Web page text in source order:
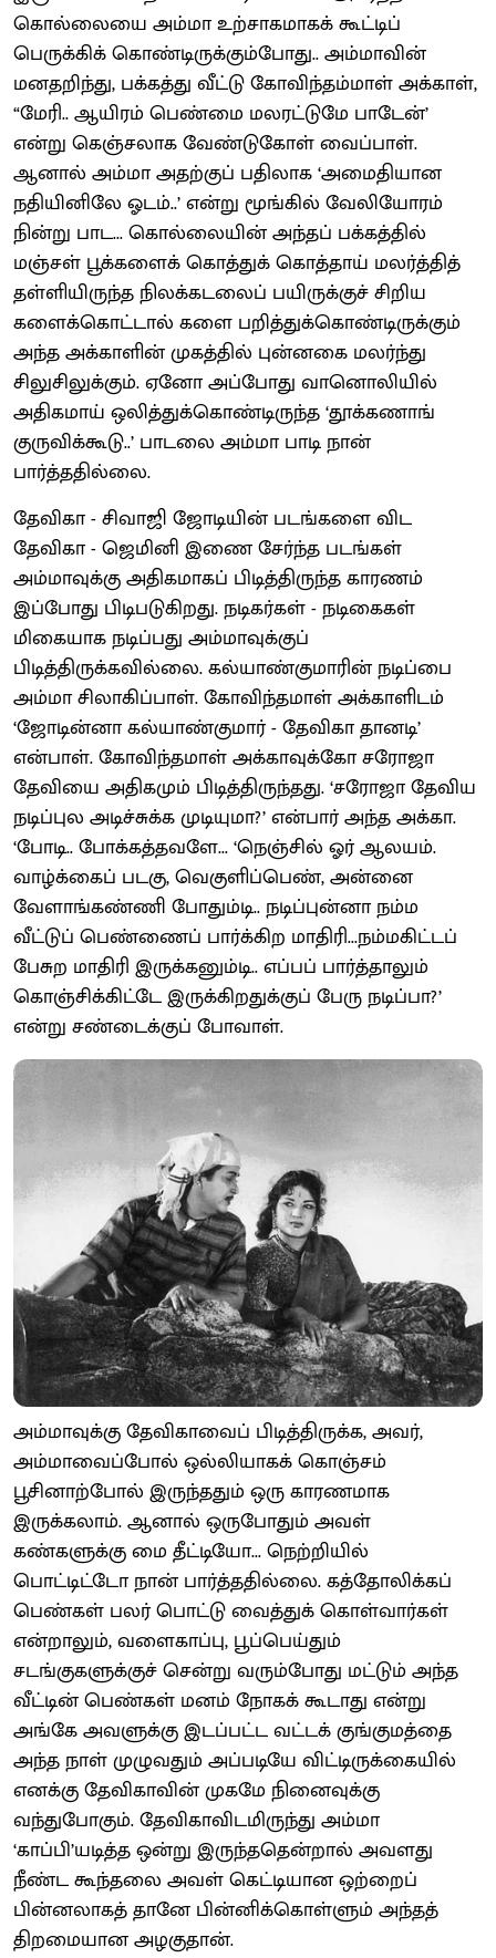
கொல்லையை அம்மா உற்சாகமாகக் கூட்டிப்
பெருக்கிக் கொண்டிருக்கும்போது.. அம்மாவின்
மனதறிந்து, பக்கத்து வீட்டு கோவிந்தம்மாள் அக்காள்,
“மேரி.. ஆயிரம் பெண்மை மலரட்டுமே பாடேன்’
என்று கெஞ்சலாக வேண்டுகோள் வைப்பாள்.
ஆனால் அம்மா அதற்குப் பதிலாக ‘அமைதியான
நதியினிலே ஓடம்..’ என்று மூங்கில் வேலியோரம்
நின்று பாட... கொல்லையின் அந்தப் பக்கத்தில்
மஞ்சள் பூக்களைக் கொத்துக் கொத்தாய் மலர்த்தித்
தள்ளியிருந்த நிலக்கடலைப் பயிருக்குச் சிறிய
களைக்கொட்டால் களை பறித்துக்கொண்டிருக்கும்
அந்த அக்காளின் முகத்தில் புன்னகை மலர்ந்து
சிலுசிலுக்கும். ஏனோ அப்போது வானொலியில்
அதிகமாய் ஒலித்துக்கொண்டிருந்த ‘தூக்கணாங்
குருவிக்கூடு..’ பாடலை அம்மா பாடி நான்
பார்த்ததில்லை.
தேவிகா - சிவாஜி ஜோடியின் படங்களை விட
தேவிகா - ஜெமினி இணை சேர்ந்த படங்கள்
அம்மாவுக்கு அதிகமாகப் பிடித்திருந்த காரணம்
இப்போது பிடிபடுகிறது. நடிகர்கள் - நடிகைகள்
மிகையாக நடிப்பது அம்மாவுக்குப்
பிடித்திருக்கவில்லை. கல்யாண்குமாரின் நடிப்பை
அம்மா சிலாகிப்பாள். கோவிந்தமாள் அக்காளிடம்
‘ஜோடின்னா கல்யாண்குமார் - தேவிகா தானடி’
என்பாள். கோவிந்தமாள் அக்காவுக்கோ சரோஜா
தேவியை அதிகமும் பிடித்திருந்தது. ‘சரோஜா தேவிய
நடிப்புல அடிச்சுக்க முடியுமா?’ என்பார் அந்த அக்கா.
‘போடி.. போக்கத்தவளே... ‘நெஞ்சில் ஓர் ஆலயம்.
வாழ்க்கைப் படகு, வெகுளிப்பெண், அன்னை
வேளாங்கண்ணி போதும்டி.. நடிப்புன்னா நம்ம
வீட்டுப் பெண்ணைப் பார்க்கிற மாதிரி...நம்மகிட்டப்
பேசுற மாதிரி இருக்கனும்டி.. எப்பப் பார்த்தாலும்
கொஞ்சிக்கிட்டே இருக்கிறதுக்குப் பேரு நடிப்பா?’
என்று சண்டைக்குப் போவாள்.
அம்மாவுக்கு தேவிகாவைப் பிடித்திருக்க, அவர்,
அம்மாவைப்போல் ஒல்லியாகக் கொஞ்சம்
பூசினாற்போல் இருந்ததும் ஒரு காரணமாக
இருக்கலாம். ஆனால் ஒருபோதும் அவள்
கண்களுக்கு மை தீட்டியோ... நெற்றியில்
பொட்டிட்டோ நான் பார்த்ததில்லை. கத்தோலிக்கப்
பெண்கள் பலர் பொட்டு வைத்துக் கொள்வார்கள்
என்றாலும், வளைகாப்பு, பூப்பெய்தும்
சடங்குகளுக்குச் சென்று வரும்போது மட்டும் அந்த
வீட்டின் பெண்கள் மனம் நோகக் கூடாது என்று
அங்கே அவளுக்கு இடப்பட்ட வட்டக் குங்குமத்தை
அந்த நாள் முழுவதும் அப்படியே விட்டிருக்கையில்
எனக்கு தேவிகாவின் முகமே நினைவுக்கு
வந்துபோகும். தேவிகாவிடமிருந்து அம்மா
‘காப்பி’யடித்த ஒன்று இருந்ததென்றால் அவளது
நீண்ட கூந்தலை அவள் கெட்டியான ஒற்றைப்
பின்னலாகத் தானே பின்னிக்கொள்ளும் அந்தத்
திறமையான அழகுதான்.